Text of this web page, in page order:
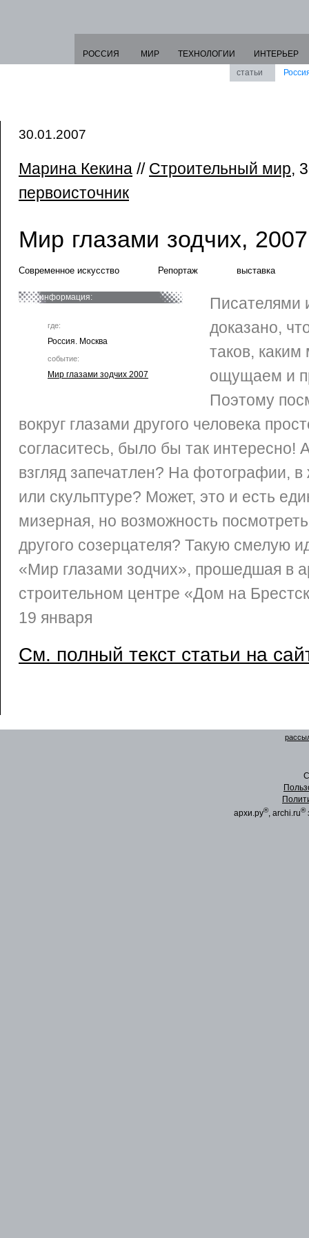
РОССИЯ МИР ТЕХНОЛОГИИ
ИНТЕРЬЕР
статьи
30.01.2007
Марина Кекина // Строительный мир,
первоисточник
Мир глазами зодчих, 2007
Современное искусство Репортаж выставка
информация:
где:
Россия. Москва
событие:
Мир глазами зодчих 2007
Писателями
доказано,
таков,
ощущаем и
Поэтому
вокруг глазами другого человека
согласитесь, было бы так интересно!
взгляд запечатлен? На фотографии,
или скульптуре? Может, это и есть
мизерная, но возможность
другого созерцателя? Такую смелую
«Мир глазами зодчих», прошедшая в
строительном центре «Дом на
19 января
См. полный текст статьи на
архи.ру®, archi.ru®